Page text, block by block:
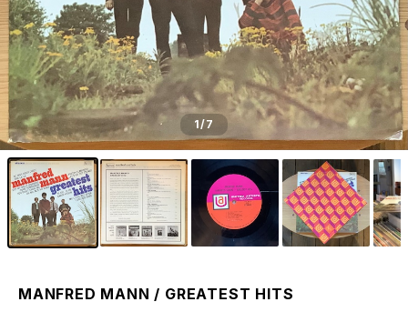
1/7
MANFRED MANN / GREATEST HITS